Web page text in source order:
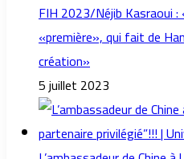
FIH 2023/Néjib Kasraoui :
«première», qui fait de
création»
5 juillet 2023